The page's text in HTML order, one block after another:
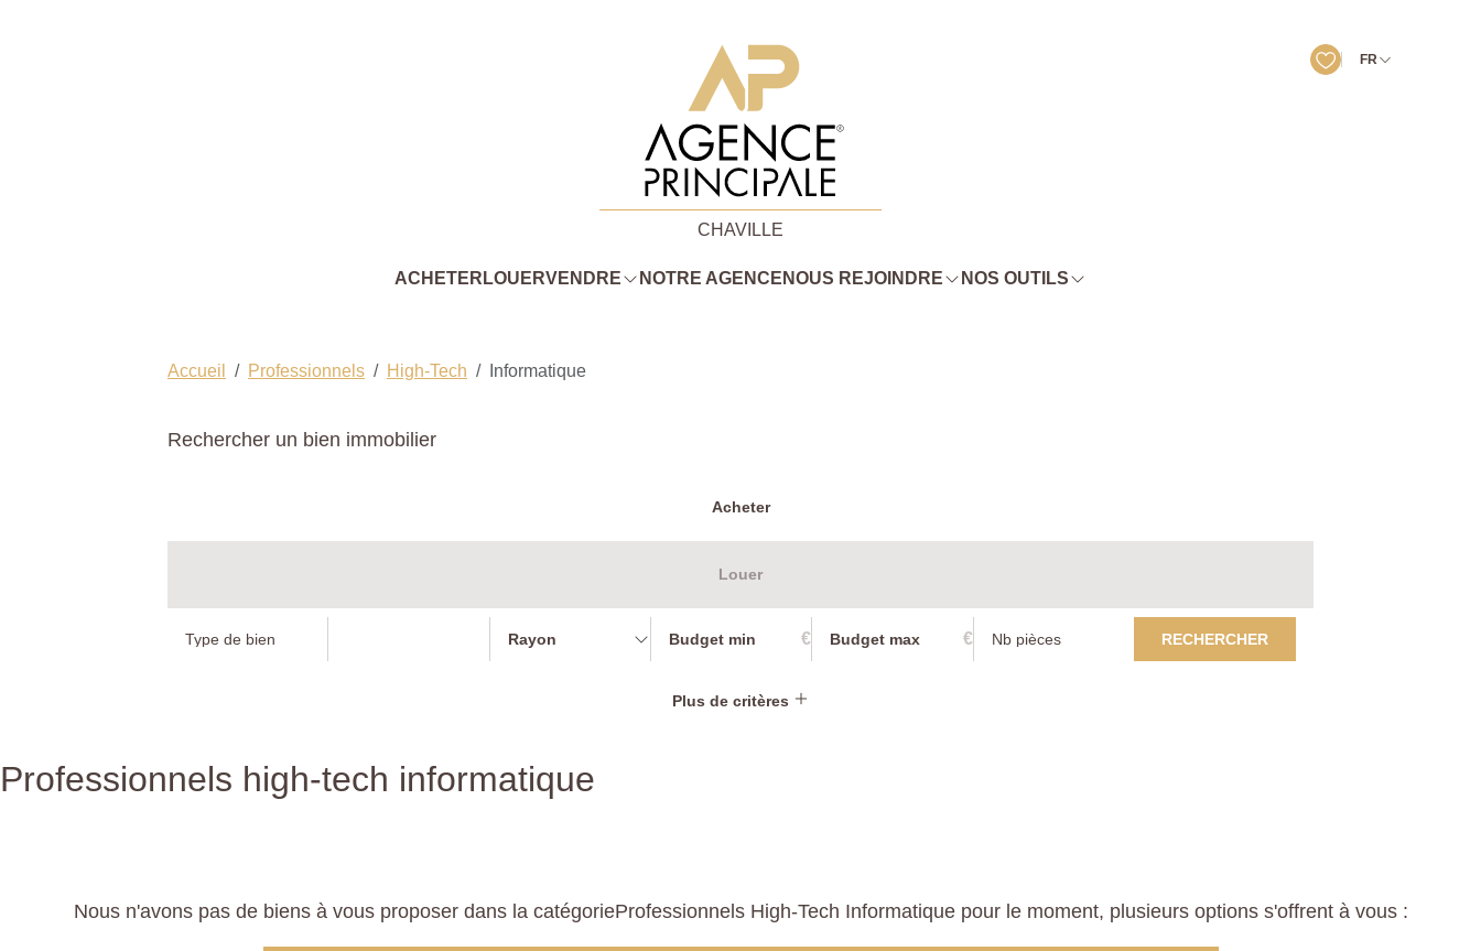
FR
CHAVILLE
ACHETER LOUERVENDRE NOTRE AGENCE NOUS REJOINDRE NOS OUTILS
Accueil Professionnels High-Tech Informatique
Rechercher un bien immobilier
Acheter
Louer
Rayon € € RECHERCHER
Plus de critères
Professionnels high-tech informatique
Nous n'avons pas de biens à vous proposer dans la catégorieProfessionnels High-Tech Informatique pour le moment, plusieurs options s'offrent à vous :